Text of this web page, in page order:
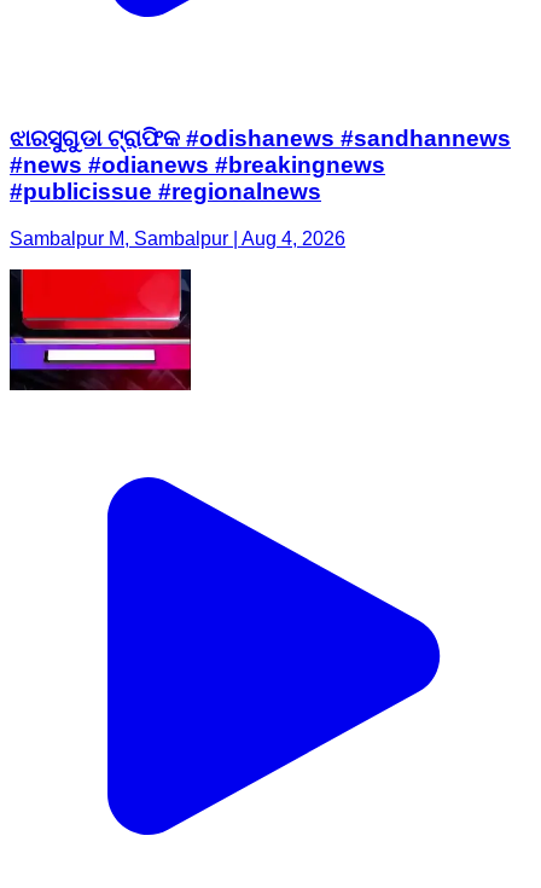
ଝାରସୁଗୁଡା ଟ୍ରାଫିକ #odishanews #sandhannews
#news #odianews #breakingnews
#publicissue #regionalnews
Sambalpur M, Sambalpur | Aug 4, 2026